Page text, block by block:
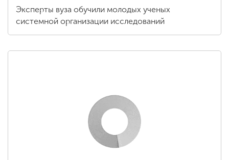
Эксперты вуза обучили молодых ученых
системной организации исследований